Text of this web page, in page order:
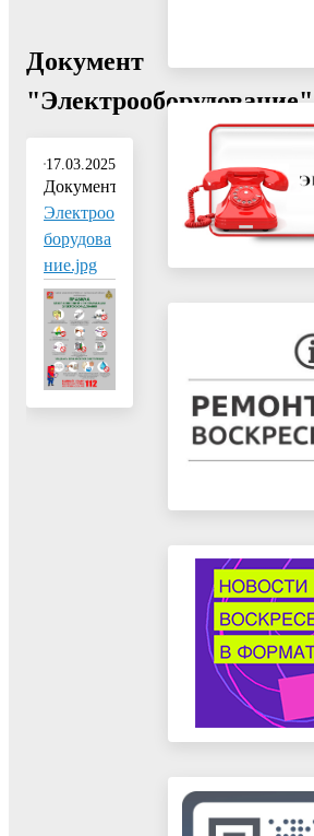
Документ
"Электрооборудование"
17.03.2025
Документ:
Электроо
борудова
ние.jpg